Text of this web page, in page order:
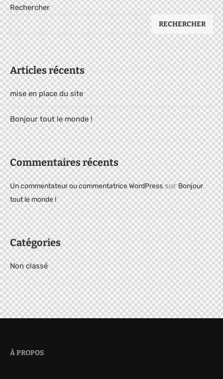
Rechercher
RECHERCHER
Articles récents
mise en place du site
Bonjour tout le monde !
Commentaires récents
Un commentateur ou commentatrice WordPresssurBonjour
tout le monde !
Catégories
Non classé
À PROPOS